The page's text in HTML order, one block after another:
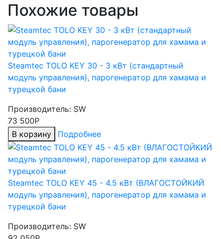
Похожие товары
Steamtec TOLO KEY 30 - 3 кВт (стандартный
модуль управления), парогенератор для хамама и
турецкой бани
Производитель: SW
73 500Р
В корзину
Подробнее
Steamtec TOLO KEY 45 - 4.5 кВт (ВЛАГОСТОЙКИЙ
модуль управления), парогенератор для хамама и
турецкой бани
Производитель: SW